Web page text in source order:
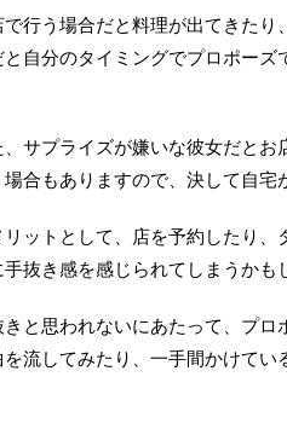
で行う場合だと料理が出てきた
と自分のタイミングでプロポー
、サプライズが嫌いな彼女だと
場合もありますので、決して自宅
リットとして、店を予約したり
手抜き感を感じられてしまうかも
きと思われないにあたって、プ
を流してみたり、一手間かけてい